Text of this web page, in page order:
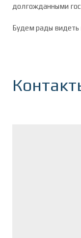
долгожданными
Будем рады видеть